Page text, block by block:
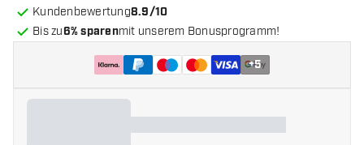
Kundenbewertung8.9/10
Bis zu6% sparenmit unserem Bonusprogramm!
+5